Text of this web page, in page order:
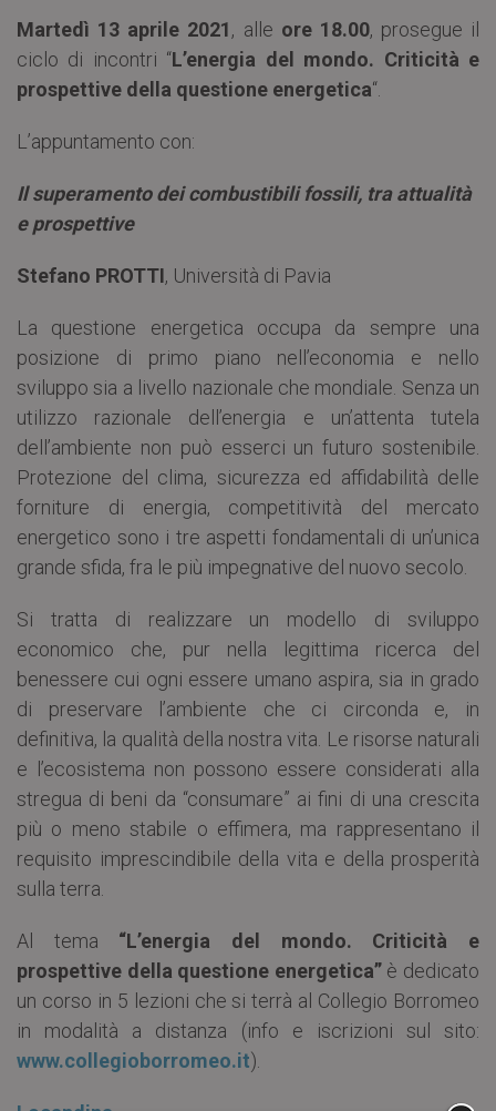
Martedì 13 aprile 2021, alle ore 18.00, prosegue il
ciclo di incontri “L’energia del mondo. Criticità e
prospettive della questione energetica“.
L’appuntamento con:
Il superamento dei combustibili fossili, tra attualità
e prospettive
Stefano PROTTI, Università di Pavia
La questione energetica occupa da sempre una
posizione di primo piano nell’economia e nello
sviluppo sia a livello nazionale che mondiale. Senza un
utilizzo razionale dell’energia e un’attenta tutela
dell’ambiente non può esserci un futuro sostenibile.
Protezione del clima, sicurezza ed affidabilità delle
forniture di energia, competitività del mercato
energetico sono i tre aspetti fondamentali di un’unica
grande sfida, fra le più impegnative del nuovo secolo.
Si tratta di realizzare un modello di sviluppo
economico che, pur nella legittima ricerca del
benessere cui ogni essere umano aspira, sia in grado
di preservare l’ambiente che ci circonda e, in
definitiva, la qualità della nostra vita. Le risorse naturali
e l’ecosistema non possono essere considerati alla
stregua di beni da “consumare” ai fini di una crescita
più o meno stabile o effimera, ma rappresentano il
requisito imprescindibile della vita e della prosperità
sulla terra.
Al tema “L’energia del mondo. Criticità e
prospettive della questione energetica”è dedicato
un corso in 5 lezioni che si terrà al Collegio Borromeo
in modalità a distanza (info e iscrizioni sul sito:
www.collegioborromeo.it).